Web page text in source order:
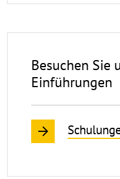
Besuchen Sie
Einführungen